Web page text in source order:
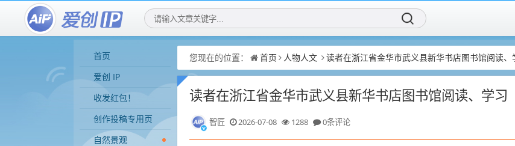
首页
爱创 IP
收发红包！
创作投稿专用页
自然景观
您现在的位置： 首页 人物人文 读者在浙江省金华市武义县新华书店图书馆阅读、
读者在浙江省金华市武义县新华书店图书馆阅读、学习
智匠 2026-07-08 1288 0条评论